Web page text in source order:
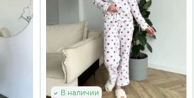
В наличии